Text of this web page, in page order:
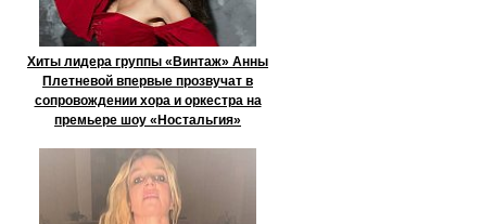
Хиты лидера группы «Винтаж» Анны
Плетневой впервые прозвучат в
сопровождении хора и оркестра на
премьере шоу «Ностальгия»